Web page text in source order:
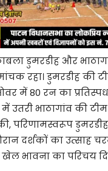
डुमरडीह और
रहा। डुमरडीह की
में 80 रन का
उतरी भाठागांव की टीम
परिणामस्वरूप
दर्शकों का उत्साह
भावना का परिचय